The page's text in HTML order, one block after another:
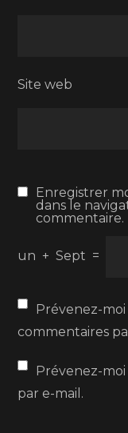
Site web
Enregistrer
dans le
commentaire.
un + Sept =
Prévenez-
commentaires
Prévenez-
par e-mail.